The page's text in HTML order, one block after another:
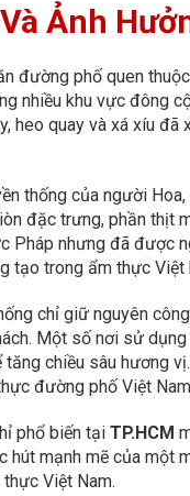
Ảnh
đường phố quen
nhiều khu vực đông
heo quay và xá xíu
thống của người
đặc trưng, phần thịt
Pháp nhưng đã được
tạo trong ẩm thực Việt
chỉ giữ nguyên
Một số nơi sử
chiều sâu hương
đường phố Việt
phổ biến tại TP.HCM
hút mạnh mẽ của một
Việt Nam.